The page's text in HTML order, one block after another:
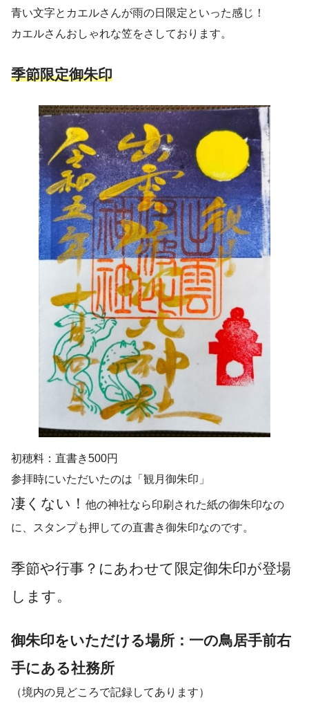
青い文字とカエルさんが雨の日限定といった感じ！
カエルさんおしゃれな笠をさしております。
季節限定御朱印
初穂料：直書き500円
参拝時にいただいたのは「観月御朱印」
凄くない！ 他の神社なら印刷された紙の御朱印なの
に、スタンプも押しての直書き御朱印なのです。
季節や行事？にあわせて限定御朱印が登場
します。
御朱印をいただける場所：一の鳥居手前右
手にある社務所
（境内の見どころで記録してあります）